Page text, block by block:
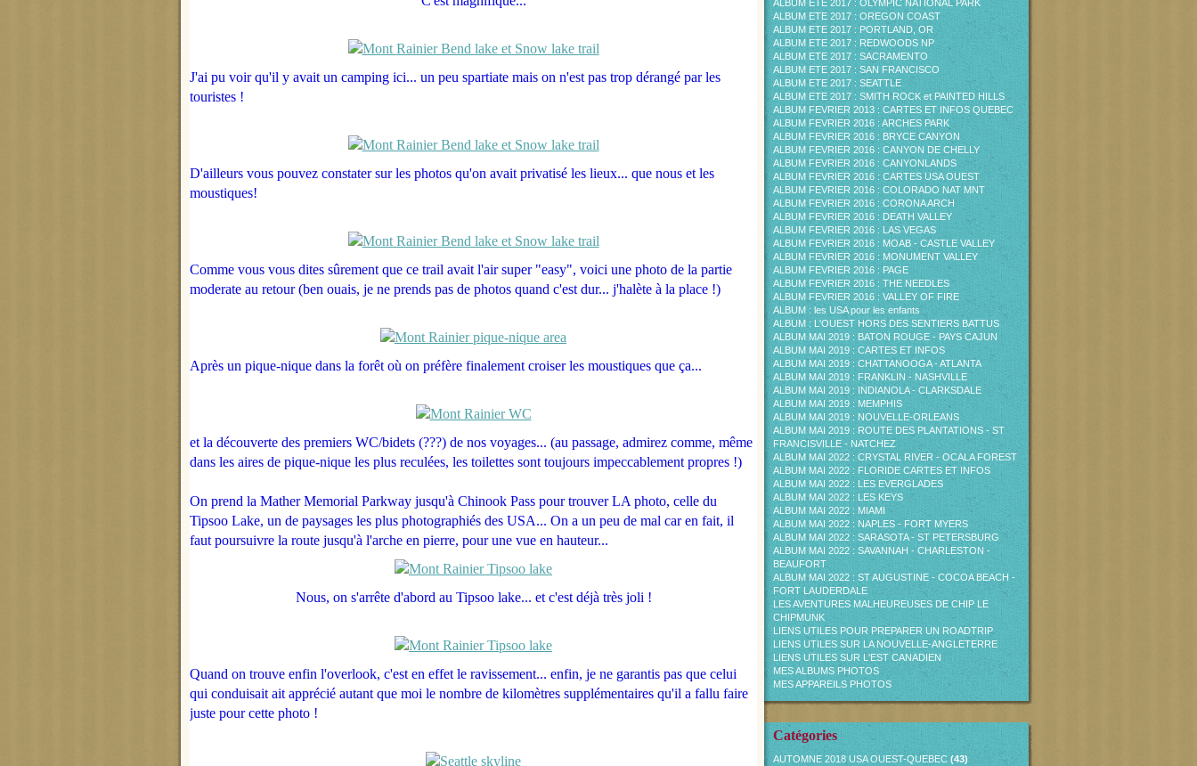
J'ai pu voir qu'il y avait un camping ici... un peu spartiate mais on n'est pas trop dérangé par les
touristes !
D'ailleurs vous pouvez constater sur les photos qu'on avait privatisé les lieux... que nous et les
moustiques!
Comme vous vous dites sûrement que ce trail avait l'air super "easy", voici une photo de la partie
moderate au retour (ben ouais, je ne prends pas de photos quand c'est dur... j'halète à la place !)
Après un pique-nique dans la forêt où on préfère finalement croiser les moustiques que ça...
et la découverte des premiers WC/bidets (???) de nos voyages... (au passage, admirez comme, même
dans les aires de pique-nique les plus reculées, les toilettes sont toujours impeccablement propres !)
On prend la Mather Memorial Parkway jusqu'à Chinook Pass pour trouver LA photo, celle du
Tipsoo Lake, un de paysages les plus photographiés des USA... On a un peu de mal car en fait, il
faut poursuivre la route jusqu'à l'arche en pierre, pour une vue en hauteur...
Nous, on s'arrête d'abord au Tipsoo lake... et c'est déjà très joli !
Quand on trouve enfin l'overlook, c'est en effet le ravissement... enfin, je ne garantis pas que celui
qui conduisait ait apprécié autant que moi le nombre de kilomètres supplémentaires qu'il a fallu faire
juste pour cette photo !
ALBUM ETE 2017 : OLYMPIC NATIONAL PARK
ALBUM ETE 2017 : OREGON COAST
ALBUM ETE 2017 : PORTLAND, OR
ALBUM ETE 2017 : REDWOODS NP
ALBUM ETE 2017 : SACRAMENTO
ALBUM ETE 2017 : SAN FRANCISCO
ALBUM ETE 2017 : SEATTLE
ALBUM ETE 2017 : SMITH ROCK et PAINTED HILLS
ALBUM FEVRIER 2013 : CARTES ET INFOS QUEBEC
ALBUM FEVRIER 2016 : ARCHES PARK
ALBUM FEVRIER 2016 : BRYCE CANYON
ALBUM FEVRIER 2016 : CANYON DE CHELLY
ALBUM FEVRIER 2016 : CANYONLANDS
ALBUM FEVRIER 2016 : CARTES USA OUEST
ALBUM FEVRIER 2016 : COLORADO NAT MNT
ALBUM FEVRIER 2016 : CORONA ARCH
ALBUM FEVRIER 2016 : DEATH VALLEY
ALBUM FEVRIER 2016 : LAS VEGAS
ALBUM FEVRIER 2016 : MOAB - CASTLE VALLEY
ALBUM FEVRIER 2016 : MONUMENT VALLEY
ALBUM FEVRIER 2016 : PAGE
ALBUM FEVRIER 2016 : THE NEEDLES
ALBUM FEVRIER 2016 : VALLEY OF FIRE
ALBUM : les USA pour les enfants
ALBUM : L'OUEST HORS DES SENTIERS BATTUS
ALBUM MAI 2019 : BATON ROUGE - PAYS CAJUN
ALBUM MAI 2019 : CARTES ET INFOS
ALBUM MAI 2019 : CHATTANOOGA - ATLANTA
ALBUM MAI 2019 : FRANKLIN - NASHVILLE
ALBUM MAI 2019 : INDIANOLA - CLARKSDALE
ALBUM MAI 2019 : MEMPHIS
ALBUM MAI 2019 : NOUVELLE-ORLEANS
ALBUM MAI 2019 : ROUTE DES PLANTATIONS - ST
FRANCISVILLE - NATCHEZ
ALBUM MAI 2022 : CRYSTAL RIVER - OCALA FOREST
ALBUM MAI 2022 : FLORIDE CARTES ET INFOS
ALBUM MAI 2022 : LES EVERGLADES
ALBUM MAI 2022 : LES KEYS
ALBUM MAI 2022 : MIAMI
ALBUM MAI 2022 : NAPLES - FORT MYERS
ALBUM MAI 2022 : SARASOTA - ST PETERSBURG
ALBUM MAI 2022 : SAVANNAH - CHARLESTON -
BEAUFORT
ALBUM MAI 2022 : ST AUGUSTINE - COCOA BEACH -
FORT LAUDERDALE
LES AVENTURES MALHEUREUSES DE CHIP LE
CHIPMUNK
LIENS UTILES POUR PREPARER UN ROADTRIP
LIENS UTILES SUR LA NOUVELLE-ANGLETERRE
LIENS UTILES SUR L'EST CANADIEN
MES ALBUMS PHOTOS
MES APPAREILS PHOTOS
Catégories
AUTOMNE 2018 USA OUEST-QUEBEC (43)